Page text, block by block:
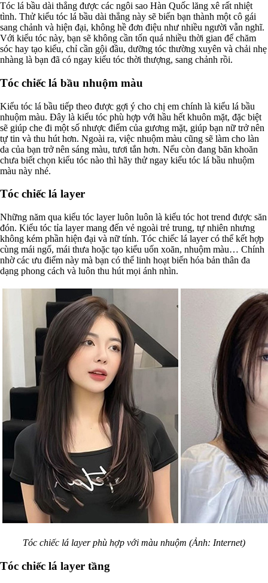
Tóc lá bầu dài thẳng được các ngôi sao Hàn Quốc lăng xê rất nhiệt
tình. Thử kiểu tóc lá bầu dài thẳng này sẽ biến bạn thành một cô gái
sang chảnh và hiện đại, không hề đơn điệu như nhiều người vẫn nghĩ.
Với kiểu tóc này, bạn sẽ không cần tốn quá nhiều thời gian để chăm
sóc hay tạo kiểu, chỉ cần gội đầu, dưỡng tóc thường xuyên và chải nhẹ
nhàng là bạn đã có ngay kiểu tóc thời thượng, sang chảnh rồi.
Tóc chiếc lá bầu nhuộm màu
Kiểu tóc lá bầu tiếp theo được gợi ý cho chị em chính là kiểu lá bầu
nhuộm màu. Đây là kiểu tóc phù hợp với hầu hết khuôn mặt, đặc biệt
sẽ giúp che đi một số nhược điểm của gương mặt, giúp bạn nữ trở nên
tự tin và thu hút hơn. Ngoài ra, việc nhuộm màu cũng sẽ làm cho làn
da của bạn trở nên sáng màu, tươi tắn hơn. Nếu còn đang băn khoăn
chưa biết chọn kiểu tóc nào thì hãy thử ngay kiểu tóc lá bầu nhuộm
màu này nhé.
Tóc chiếc lá layer
Những năm qua kiểu tóc layer luôn luôn là kiểu tóc hot trend được săn
đón. Kiểu tóc tỉa layer mang đến vẻ ngoài trẻ trung, tự nhiên nhưng
không kém phần hiện đại và nữ tính. Tóc chiếc lá layer có thể kết hợp
cùng mái ngố, mái thưa hoặc tạo kiểu uốn xoăn, nhuộm màu… Chính
nhờ các ưu điểm này mà bạn có thể linh hoạt biến hóa bản thân đa
dạng phong cách và luôn thu hút mọi ánh nhìn.
Tóc chiếc lá layer phù hợp với màu nhuộm (Ảnh: Internet)
Tóc chiếc lá layer tầng